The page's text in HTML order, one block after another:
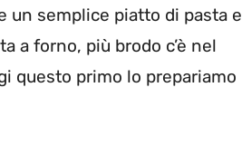
un semplice piatto di pasta e
a forno, più brodo c’è nel
questo primo lo prepariamo